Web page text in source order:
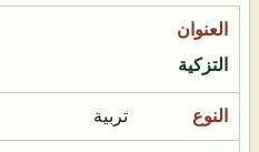
التزكية
تربية